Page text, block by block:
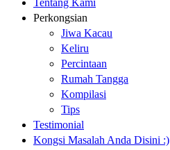
Tentang Kami
Perkongsian
Jiwa Kacau
Keliru
Percintaan
Rumah Tangga
Kompilasi
Tips
Testimonial
Kongsi Masalah Anda Disini :)